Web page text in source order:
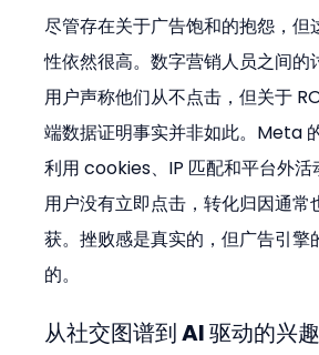
尽管存在关于广告饱和的抱怨，但
性依然很高。数字营销人员之间的
用户声称他们从不点击，但关于
端数据证明事实并非如此。Meta
利用 cookies、IP 匹配和平台外
用户没有立即点击，转化归因通常
获。挫败感是真实的，但广告引擎
的。
从社交图谱到 AI 驱动的兴趣